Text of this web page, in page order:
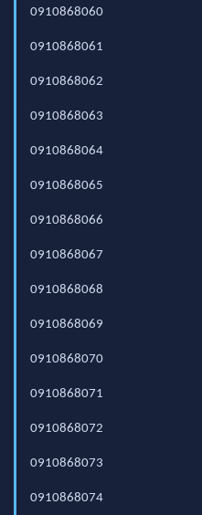
0910868060
0910868061
0910868062
0910868063
0910868064
0910868065
0910868066
0910868067
0910868068
0910868069
0910868070
0910868071
0910868072
0910868073
0910868074